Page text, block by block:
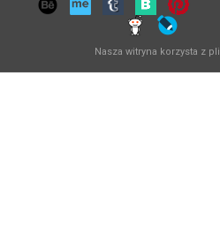
Nasza witryna korzysta z